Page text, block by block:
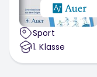
Sport
1. Klasse